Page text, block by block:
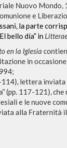
Nuovo Mondo,
e
la parte
bello día” in
en la Iglesia
in
lettera
(pp. 117-121),
e le nuove
alla Fraternità